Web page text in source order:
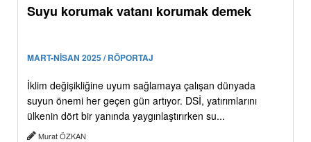
Suyu korumak vatanı korumak demek
MART-NİSAN 2025 / RÖPORTAJ
İklim değişikliğine uyum sağlamaya çalışan dünyada
suyun önemi her geçen gün artıyor. DSİ, yatırımlarını
ülkenin dört bir yanında yaygınlaştırırken su...
Murat ÖZKAN